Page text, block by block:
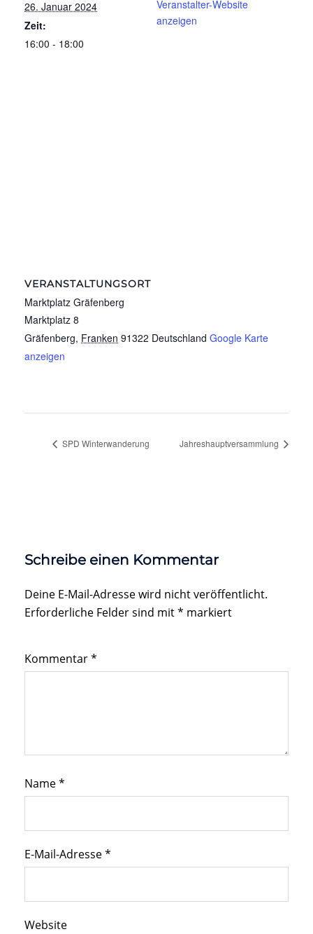
26. Januar 2024
Zeit:
16:00 - 18:00
Veranstalter-Website
anzeigen
VERANSTALTUNGSORT
Marktplatz Gräfenberg
Marktplatz 8
Gräfenberg, Franken 91322 Deutschland Google Karte
anzeigen
SPD Winterwanderung Jahreshauptversammlung
Schreibe einen Kommentar
Deine E-Mail-Adresse wird nicht veröffentlicht.
Erforderliche Felder sind mit* markiert
Kommentar*
Name*
E-Mail-Adresse*
Website